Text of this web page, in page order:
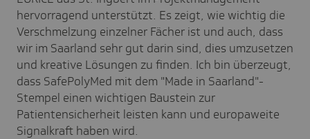
hervorragend unterstützt. Es zeigt, wie wichtig die
Verschmelzung einzelner Fächer ist und auch, dass
wir im Saarland sehr gut darin sind, dies umzusetzen
und kreative Lösungen zu finden. Ich bin überzeugt,
dass SafePolyMed mit dem "Made in Saarland"-
Stempel einen wichtigen Baustein zur
Patientensicherheit leisten kann und europaweite
Signalkraft haben wird.